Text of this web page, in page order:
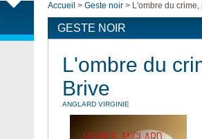
Accueil > Geste noir > L'ombre du
GESTE NOIR
L'ombre du
Brive
ANGLARD VIRGINIE